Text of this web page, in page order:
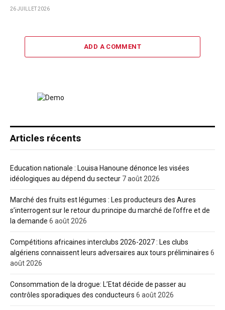
26 JUILLET 2026
ADD A COMMENT
Articles récents
Education nationale : Louisa Hanoune dénonce les visées
idéologiques au dépend du secteur 7 août 2026
Marché des fruits est légumes : Les producteurs des Aures
s’interrogent sur le retour du principe du marché de l’offre et de
la demande 6 août 2026
Compétitions africaines interclubs 2026-2027 : Les clubs
algériens connaissent leurs adversaires aux tours préliminaires 6
août 2026
Consommation de la drogue: L’Etat décide de passer au
contrôles sporadiques des conducteurs 6 août 2026